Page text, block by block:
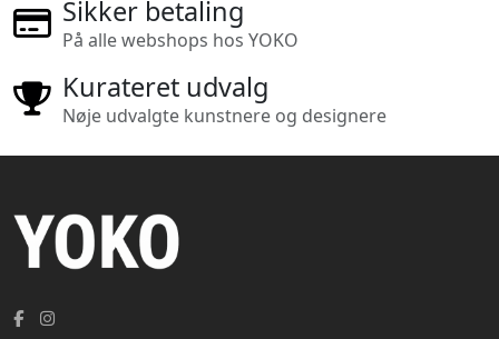
Sikker betaling
På alle webshops hos YOKO
Kurateret udvalg
Nøje udvalgte kunstnere og designere